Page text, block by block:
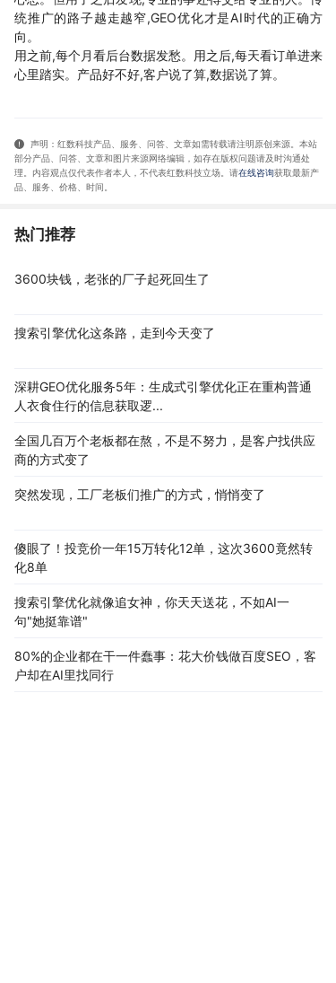
统推广的路子越走越窄,GEO优化才是AI时代的正确方
向。
用之前,每个月看后台数据发愁。用之后,每天看订单进来
心里踏实。产品好不好,客户说了算,数据说了算。
声明：红数科技产品、服务、问答、文章如需转载请注明原创来源。本站
部分产品、问答 、文章和图片来源网络编辑，如存在版权问题请及时沟通处
理。内容观点仅代表作者本人，不代表红数科技立场。请在线咨询获取最新产
品、服务、价格、时间
热门推荐
3600块钱，老张的厂子起死回生了
搜索引擎优化这条路，走到今天变了
深耕GEO优化服务5年：生成式引擎优化正在重构普通
人衣食住行的信息获取逻...
全国几百万个老板都在熬，不是不努力，是客户找供应
商的方式变了
突然发现，工厂老板们推广的方式，悄悄变了
傻眼了！投竞价一年15万转化12单，这次3600竟然转
化8单
搜索引擎优化就像追女神，你天天送花，不如AI一
句"她挺靠谱"
80%的企业都在干一件蠢事：花大价钱做百度SEO，客
户却在AI里找同行